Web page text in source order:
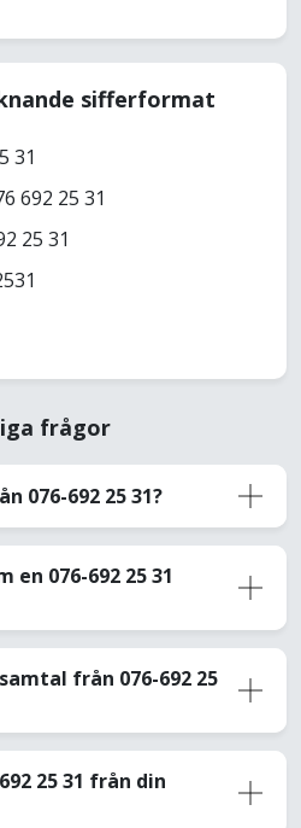
sifferformat
31
692 25 31
25 31
frågor
076-692 25 31?
076-692 25 31
från 076-692 25
25 31 från din